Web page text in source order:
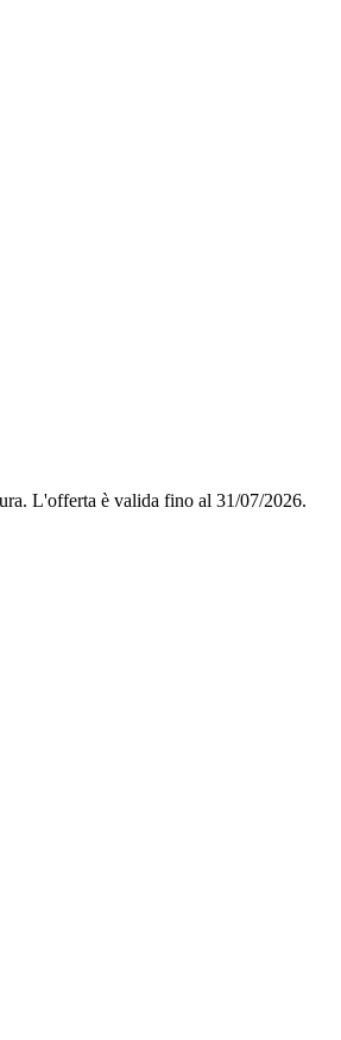
L'offerta è valida fino al 31/07/2026.